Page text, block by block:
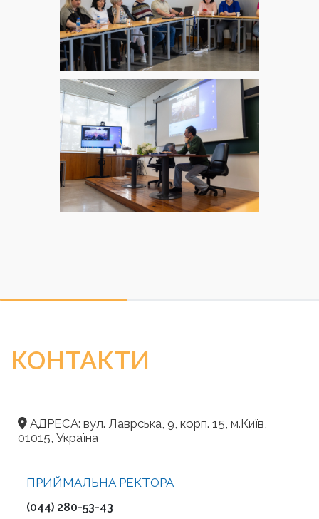
КОНТАКТИ
АДРЕСА: вул. Лаврська, 9, корп. 15, м.Київ,
01015, Україна
ПРИЙМАЛЬНА РЕКТОРА
(044) 280-53-43